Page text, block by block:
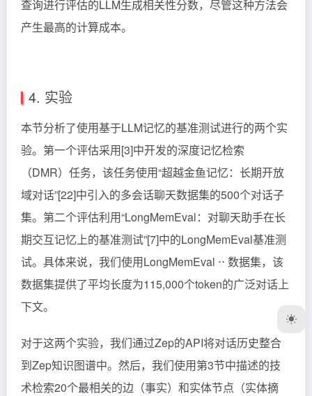
查询进行评估的LLM生成相关性分数，尽管这种方法会
产生最高的计算成本。
4. 实验
本节分析了使用基于LLM记忆的基准测试进行的两个实
验。第一个评估采用[3]中开发的深度记忆检索
（DMR）任务，该任务使用“超越金鱼记忆：长期开放
域对话”[22]中引入的多会话聊天数据集的500个对话子
集。第二个评估利用“LongMemEval：对聊天助手在长
期交互记忆上的基准测试”[7]中的LongMemEval基准测
试。具体来说，我们使用LongMemEval ⋅⋅ 数据集，该
数据集提供了平均长度为115,000个token的广泛对话上
下文。
对于这两个实验，我们通过Zep的API将对话历史整合
到Zep知识图谱中。然后，我们使用第3节中描述的技
术检索20个最相关的边（事实）和实体节点（实体摘